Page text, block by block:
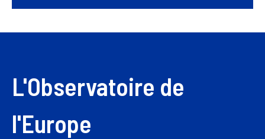
L'Observatoire de
l'Europe